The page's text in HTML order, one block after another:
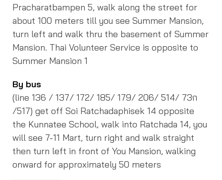
Pracharatbampen 5, walk along the street for
about 100 meters till you see Summer Mansion,
turn left and walk thru the basement of Summer
Mansion. Thai Volunteer Service is opposite to
Summer Mansion 1
By bus
(line 136 / 137/ 172/ 185/ 179/ 206/ 514/ 73ก
/517) get off Soi Ratchadaphisek 14 opposite
the Kunnatee School, walk into Ratchada 14, you
will see 7-11 Mart, turn right and walk straight
then turn left in front of You Mansion, walking
onward for approximately 50 meters